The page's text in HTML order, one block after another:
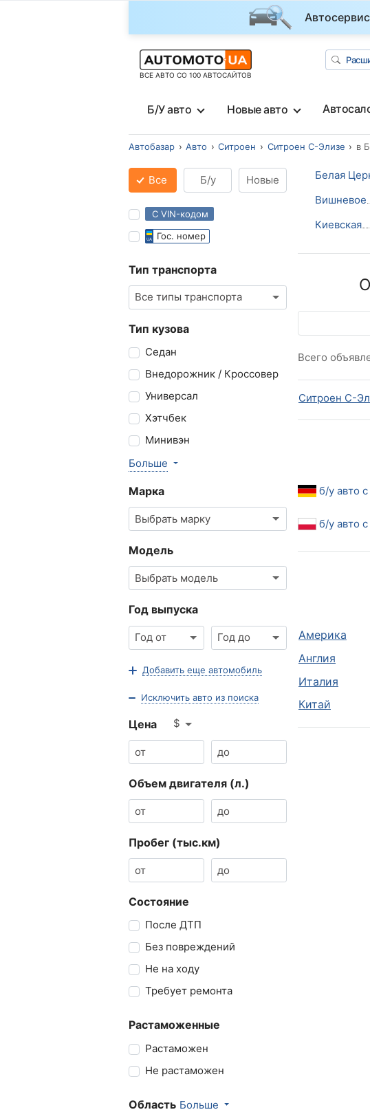
ВСЕ АВТО СО 100 АВТОСАЙТОВ
Б/У авто Новые авто
Автобазар Авто Ситроен Ситроен С-Элизе в
Все Б/у Новые
С VIN-кодом
Гос. номер
Тип транспорта
Все типы транспорта
Тип кузова
Седан
Внедорожник / Кроссовер
Универсал
Хэтчбек
Минивэн
Больше
Марка
Выбрать марку
Модель
Выбрать модель
Год выпуска
Год от Год до
Добавить еще автомобиль
Исключить авто из поиска
Цена $
Объем двигателя (л.)
Пробег (тыс.км)
Состояние
После ДТП
Без повреждений
Не на ходу
Требует ремонта
Растаможенные
Растаможен
Не растаможен
Область Больше
Белая
Вишневое
Киевская
Всего
Ситроен С-
б/у авто
б/у авто
Америка
Англия
Италия
Китай